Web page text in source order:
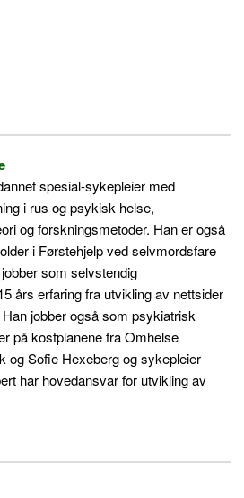
spesial-sykepleier med
i rus og psykisk helse,
og forskningsmetoder. Han er også
i Førstehjelp ved selvmordsfare
som selvstendig
års erfaring fra utvikling av nettsider
jobber også som psykiatrisk
på kostplanene fra Omhelse
og Sofie Hexeberg og sykepleier
har hovedansvar for utvikling av